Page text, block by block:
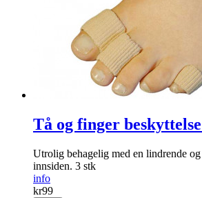
Tå og finger
Utrolig behagelig med en lindrende og
innsiden. 3 stk
info
kr99